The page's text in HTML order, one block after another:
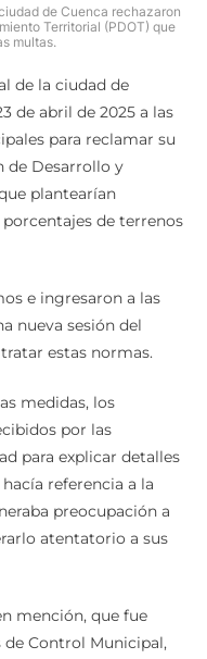
de Cuenca rechazaron
Territorial (PDOT) que
multas.
de la ciudad de
de abril de 2025 a las
para reclamar su
de Desarrollo y
plantearían
de terrenos
e ingresaron a las
nueva sesión del
estas normas.
medidas, los
por las
para explicar detalles
referencia a la
preocupación a
atentatorio a sus
mención, que fue
Control Municipal,